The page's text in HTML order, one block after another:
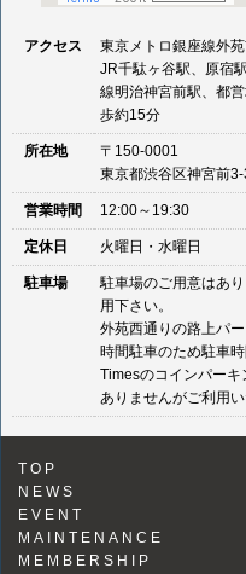
アクセス
東京メトロ銀座線外
JR千駄ヶ谷駅、原宿
線明治神宮前駅、都
歩約15分
所在地
〒150-0001
東京都渋谷区神宮前
営業時間 12:00～19:30
定休日 火曜日・水曜日
駐車場
駐車場のご用意はあ
用下さい。
外苑西通りの路上パ
時間駐車のため駐車
Timesのコインパー
ありませんがご利用
TOP
NEWS
EVENT
MAINTENANCE
MEMBERSHIP